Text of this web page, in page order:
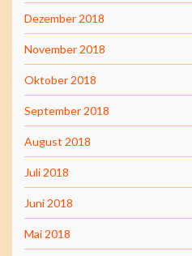
Dezember 2018
November 2018
Oktober 2018
September 2018
August 2018
Juli 2018
Juni 2018
Mai 2018